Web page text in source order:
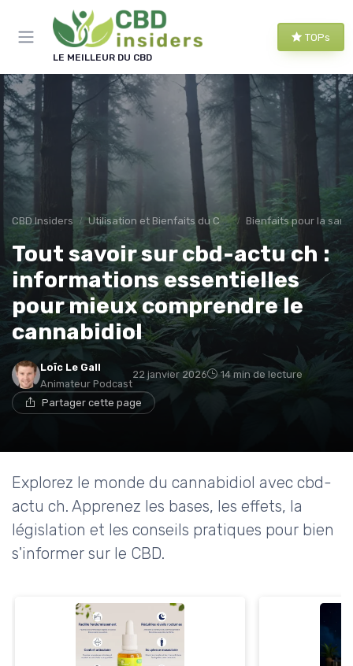
LE MEILLEUR DU CBD
TOPs
CBD Insiders Utilisation et Bienfaits du CBD Bienfaits pour la
Tout savoir sur cbd-actu ch :
informations essentielles
pour mieux comprendre le
cannabidiol
Loïc Le Gall
Animateur Podcast
22 janvier 2026 14 min de lecture
Partager cette page
Explorez le monde du cannabidiol avec cbd-
actu ch. Apprenez les bases, les effets, la
législation et les conseils pratiques pour bien
s'informer sur le CBD.
Panneau de gestion des cookies